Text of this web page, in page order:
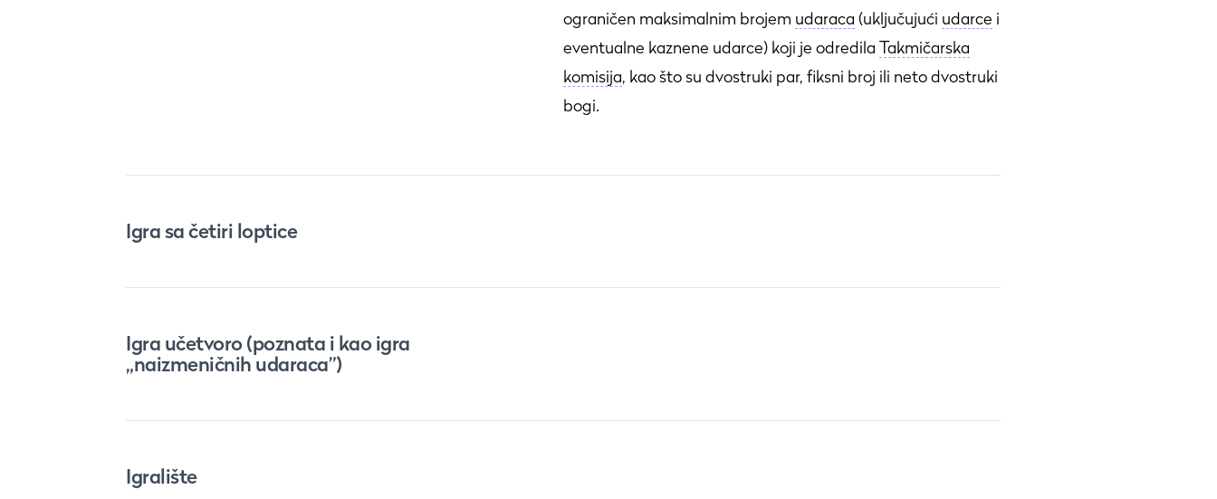
ograničen maksimalnim brojem udaraca (uključujući udarce i
eventualne kaznene udarce) koji je odredila Takmičarska
komisija, kao što su dvostruki par, fiksni broj ili neto dvostruki
bogi.
Igra sa četiri loptice
Igra učetvoro (poznata i kao igra
„naizmeničnih udaraca”)
Igralište